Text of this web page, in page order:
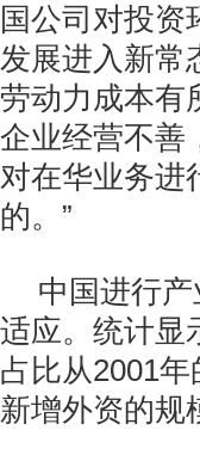
国公司对投资
发展进入新常
劳动力成本有
企业经营不善
对在华业务进
的。”
中国进行
适应。统计显
占比从2001
新增外资的规